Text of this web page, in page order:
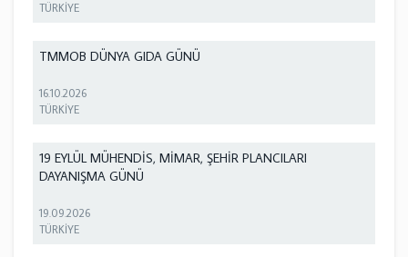
TÜRKİYE
TMMOB DÜNYA GIDA GÜNÜ
16.10.2026
TÜRKİYE
19 EYLÜL MÜHENDİS, MİMAR, ŞEHİR PLANCILARI
DAYANIŞMA GÜNÜ
19.09.2026
TÜRKİYE